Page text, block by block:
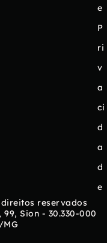
e
P
ri
v
a
ci
d
a
d
e
direitos reservados
Sion - 30.330-000